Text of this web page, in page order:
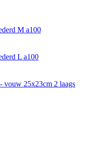
M a100
L a100
vouw 25x23cm 2 laags